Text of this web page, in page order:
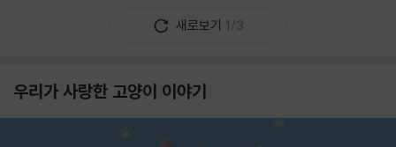
새로보기 1/3
우리가 사랑한 고양이 이야기